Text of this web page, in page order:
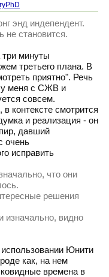
энд индепендент.
не становится.
три минуты
третьего плана. В
приятно". Речь
у меня с СЖВ и
совсем.
контексте смотрится
и реализация - он
давший
очень
исправить
что они
решения
изначально, видно
Юнити
как, на нем
времена в